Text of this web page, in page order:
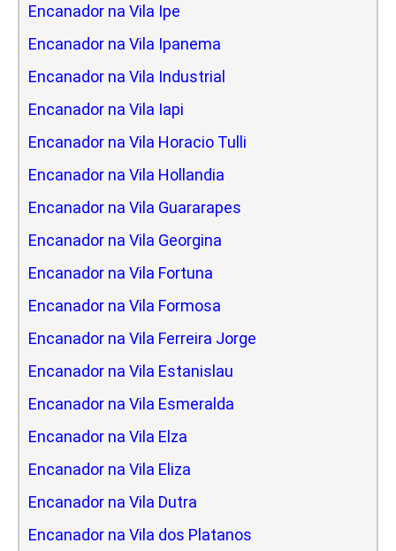
Encanador na Vila Ipe
Encanador na Vila Ipanema
Encanador na Vila Industrial
Encanador na Vila Iapi
Encanador na Vila Horacio Tulli
Encanador na Vila Hollandia
Encanador na Vila Guararapes
Encanador na Vila Georgina
Encanador na Vila Fortuna
Encanador na Vila Formosa
Encanador na Vila Ferreira Jorge
Encanador na Vila Estanislau
Encanador na Vila Esmeralda
Encanador na Vila Elza
Encanador na Vila Eliza
Encanador na Vila Dutra
Encanador na Vila dos Platanos